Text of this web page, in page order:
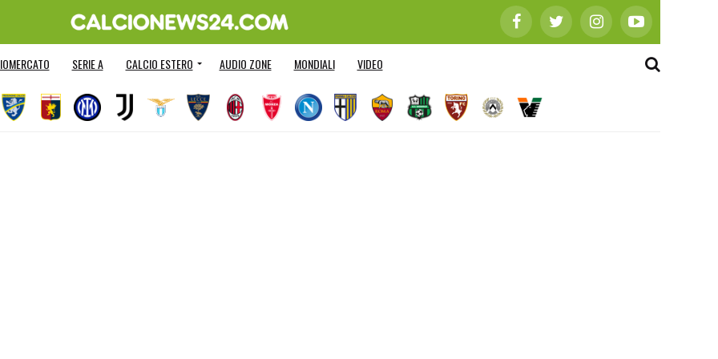
SERIE A CALCIO ESTERO AUDIO ZONE MONDIALI VIDEO